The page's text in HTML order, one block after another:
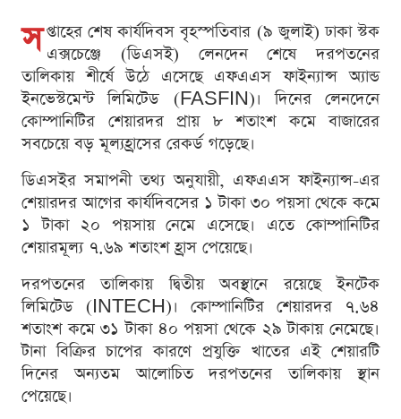
স প্তাহের শেষ কার্যদিবস বৃহস্পতিবার (৯ জুলাই) ঢাকা স্টক
এক্সচেঞ্জে (ডিএসই) লেনদেন শেষে দরপতনের
তালিকায় শীর্ষে উঠে এসেছে এফএএস ফাইন্যান্স অ্যান্ড
ইনভেস্টমেন্ট লিমিটেড (FASFIN)। দিনের লেনদেনে
কোম্পানিটির শেয়ারদর প্রায় ৮ শতাংশ কমে বাজারের
সবচেয়ে বড় মূল্যহ্রাসের রেকর্ড গড়েছে।
ডিএসইর সমাপনী তথ্য অনুযায়ী, এফএএস ফাইন্যান্স-এর
শেয়ারদর আগের কার্যদিবসের ১ টাকা ৩০ পয়সা থেকে কমে
১ টাকা ২০ পয়সায় নেমে এসেছে। এতে কোম্পানিটির
শেয়ারমূল্য ৭.৬৯ শতাংশ হ্রাস পেয়েছে।
দরপতনের তালিকায় দ্বিতীয় অবস্থানে রয়েছে ইনটেক
লিমিটেড (INTECH)। কোম্পানিটির শেয়ারদর ৭.৬৪
শতাংশ কমে ৩১ টাকা ৪০ পয়সা থেকে ২৯ টাকায় নেমেছে।
টানা বিক্রির চাপের কারণে প্রযুক্তি খাতের এই শেয়ারটি
দিনের অন্যতম আলোচিত দরপতনের তালিকায় স্থান
পেয়েছে।